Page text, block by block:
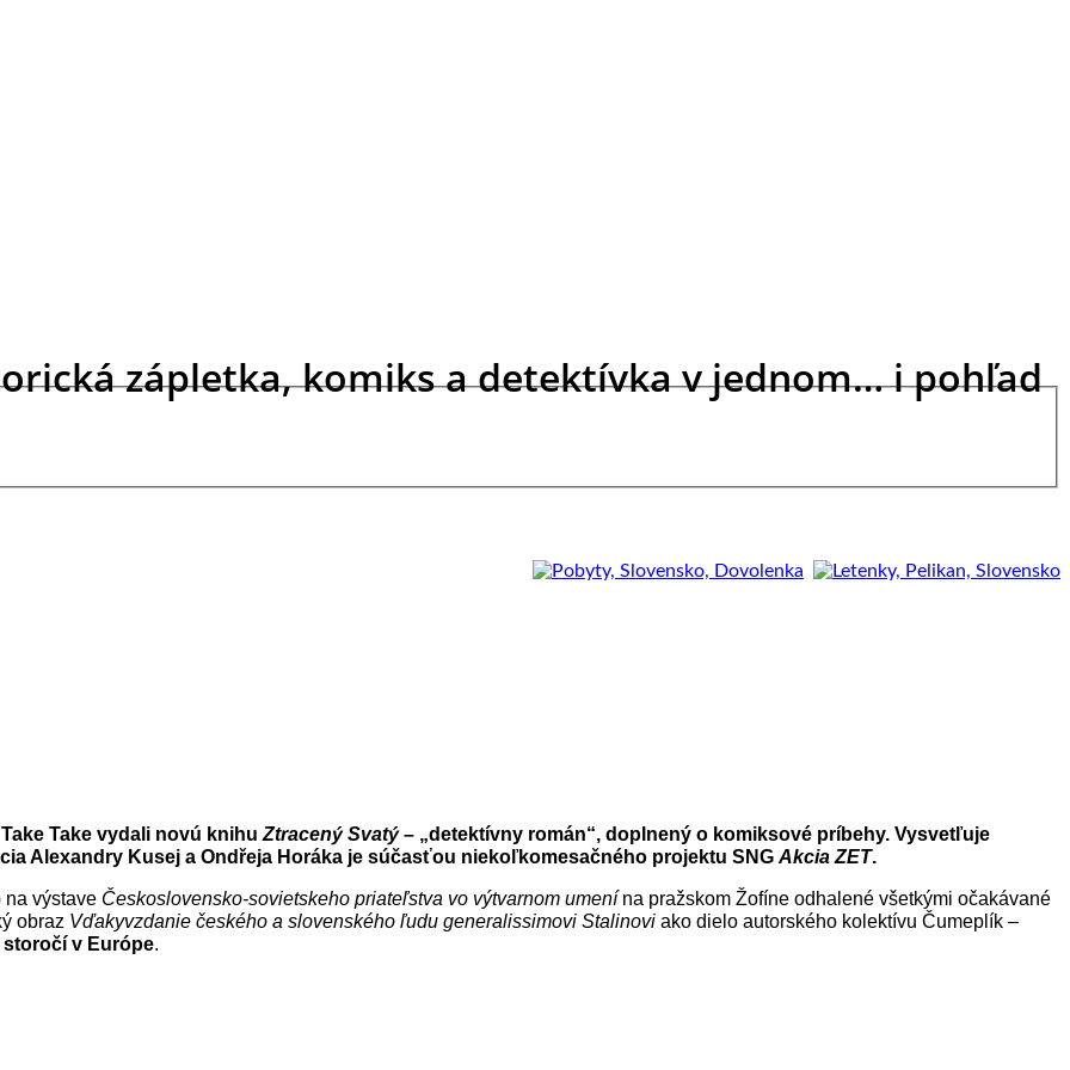
zápletka, komiks a detektívka v jednom… i pohľad
Take vydali novú knihu Ztracený Svatý– „detektívny román“, doplnený o komiksové príbehy. Vysvetľuje
Alexandry Kusej a Ondřeja Horáka je súčasťou niekoľkomesačného projektu SNG Akcia ZET.
na výstave Československo-sovietskeho priateľstva vo výtvarnom umenína pražskom Žofíne odhalené všetkými očakávané
obraz Vďakyvzdanie českého a slovenského ľudu generalissimovi Stalinovi ako dielo autorského kolektívu Čumeplík –
v Európe.